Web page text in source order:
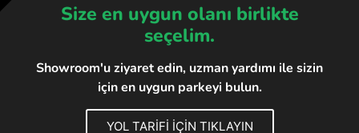
Size en uygun olanı birlikte
seçelim.
Showroom'u ziyaret edin, uzman yardımı ile sizin
için en uygun parkeyi bulun.
YOL TARİFİ İÇİN TIKLAYIN